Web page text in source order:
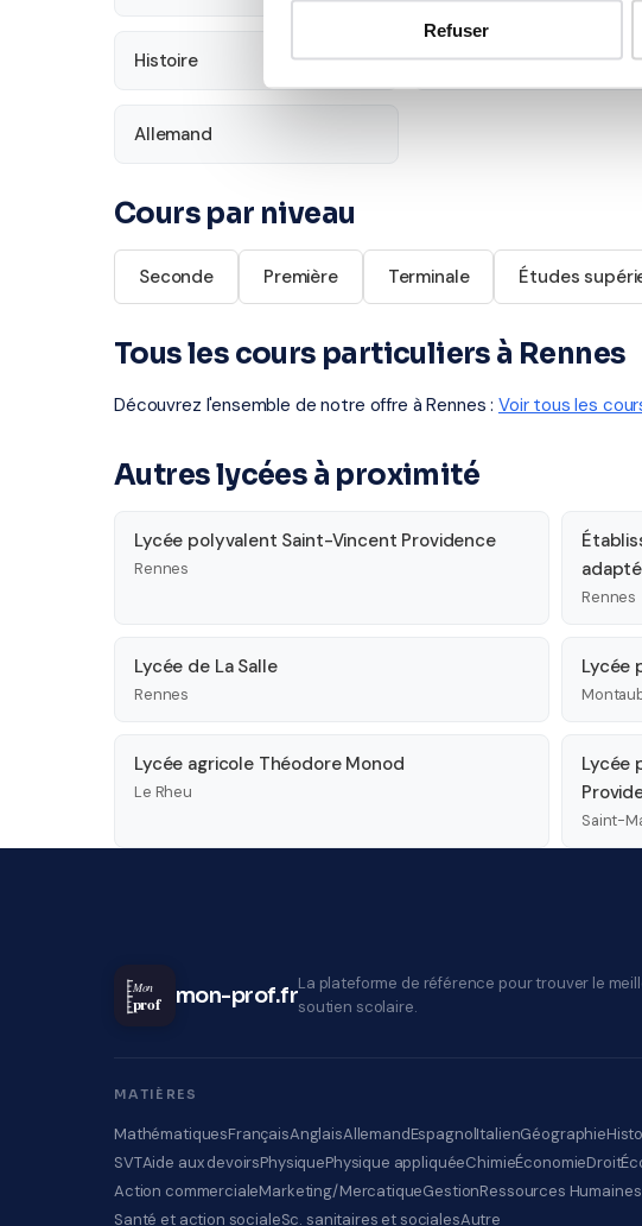
Refuser
Histoire Économie
Allemand
Cours par niveau
Seconde Première Terminale Études
Tous les cours particuliers à Rennes
Découvrez l'ensemble de notre offre à Rennes : Voir tous les
Autres lycées à proximité
Lycée polyvalent Saint-Vincent Providence
Rennes
Rennes
Lycée de La Salle
Rennes
Lycée
Lycée agricole Théodore Monod
Le Rheu
Lycée
Saint-
Mon
prof mon-prof.frLa plateforme de référence pour trouver le
soutien scolaire.
MATIÈRES
MathématiquesFrançaisAnglaisAllemandEspagnolItalienGéographie
SVTAide aux devoirsPhysiquePhysique appliquéeChimieÉconomieDroit
Action commercialeMarketing/MercatiqueGestionRessources Humaines
Santé et action socialeSc. sanitaires et socialesAutre